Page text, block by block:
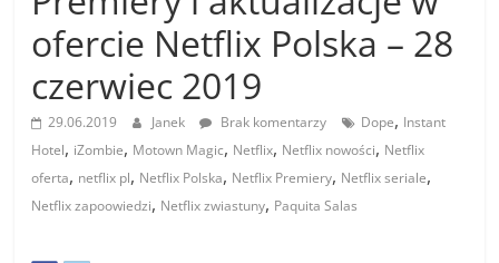
ofercie Netflix Polska – 28
czerwiec 2019
29.06.2019 Janek Brak komentarzy Dope, Instant
Hotel, iZombie, Motown Magic, Netflix, Netflix nowości, Netflix
oferta, netflix pl, Netflix Polska, Netflix Premiery, Netflix seriale,
Netflix zapoowiedzi, Netflix zwiastuny, Paquita Salas